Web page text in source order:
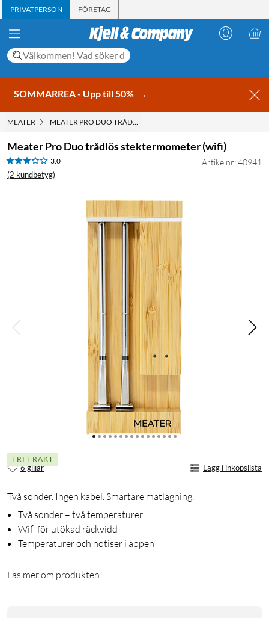
PRIVATPERSON FÖRETAG
SOMMARREA - Upp till 50% →
MEATER MEATER PRO DUO TRÅDLÖS STEKTERMOMETER (WIFI)
Meater Pro Duo trådlös stektermometer (wifi)
3.0
(2 kundbetyg)
Artikelnr: 40941
FRI FRAKT
6 gillar Lägg i inköpslista
Två sonder. Ingen kabel. Smartare matlagning.
Två sonder – två temperaturer
Wifi för utökad räckvidd
Temperaturer och notiser i appen
Läs mer om produkten